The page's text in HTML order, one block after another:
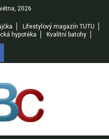
2026
Lifestylový magazín TUTU
hypotéka Kvalitní batohy